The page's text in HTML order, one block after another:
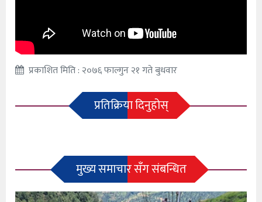
प्रकाशित मिति : २०७६ फाल्गुन २१ गते बुधवार
प्रतिक्रिया दिनुहोस्
मुख्य समाचार सँग संबन्धित